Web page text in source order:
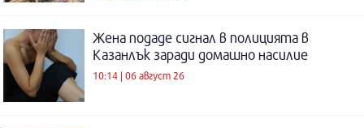
Жена подаде сигнал в полицията в
Казанлък заради домашно насилие
10:14 | 06 август 26